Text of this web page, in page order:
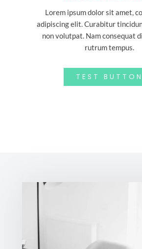
Lorem ipsum dolor sit amet,
adipiscing elit. Curabitur
non volutpat. Nam consequat
rutrum tempus.
TEST BUTTON